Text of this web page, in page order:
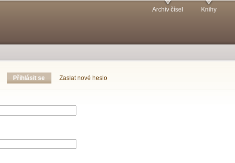
Archiv čísel Knihy
Přihlásit se (aktivní záložka)
Zaslat nové heslo